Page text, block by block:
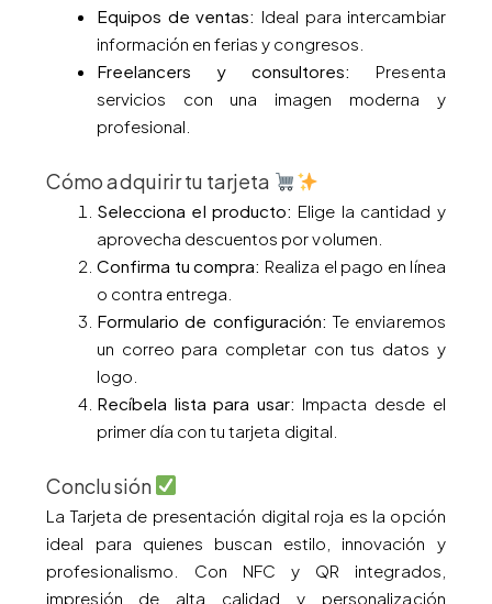
Equipos de ventas: Ideal para intercambiar
información en ferias y congresos.
Freelancers y consultores:
Presenta
servicios con una imagen moderna y
profesional.
Cómo adquirir tu tarjeta
Selecciona el producto: Elige la cantidad y
aprovecha descuentos por volumen.
Confirma tu compra: Realiza el pago en línea
o contra entrega.
Formulario de configuración: Te enviaremos
un correo para completar con tus datos y
logo.
Recíbela lista para usar: Impacta desde el
primer día con tu tarjeta digital.
Conclusión
La Tarjeta de presentación digital roja es la opción
ideal para quienes buscan estilo, innovación y
profesionalismo. Con NFC y QR integrados,
impresión de alta calidad y personalización